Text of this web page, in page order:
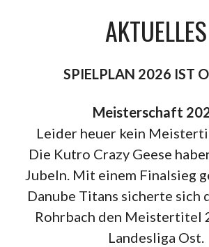
AKTUELLES
SPIELPLAN 2026 IST
Meisterschaft
Leider heuer kein
Die Kutro Crazy Geese
Jubeln. Mit einem Finalsieg
Danube Titans sicherte sich
Rohrbach den Meistertitel
Landesliga Ost.